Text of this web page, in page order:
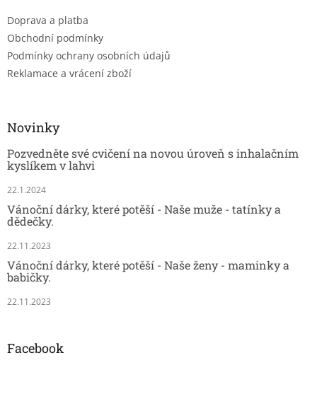
Doprava a platba
Obchodní podmínky
Podmínky ochrany osobních údajů
Reklamace a vrácení zboží
Novinky
Pozvedněte své cvičení na novou úroveň s inhalačním
kyslíkem v lahvi
22.1.2024
Vánoční dárky, které potěší - Naše muže - tatínky a
dědečky.
22.11.2023
Vánoční dárky, které potěší - Naše ženy - maminky a
babičky.
22.11.2023
Facebook